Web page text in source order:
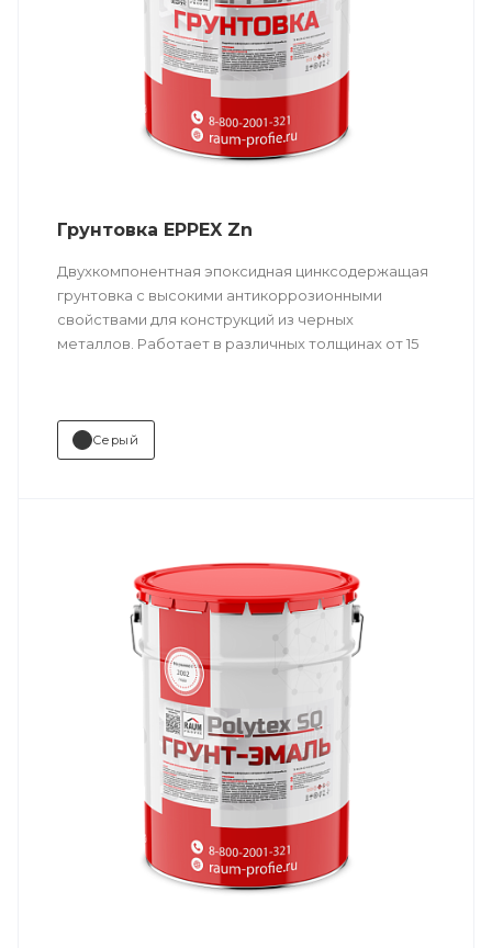
химическая промышленность.
Грунтовка EPPEX Zn
Двухкомпонентная эпоксидная цинксодержащая
грунтовка с высокими антикоррозионными
свойствами для конструкций из черных
металлов. Работает в различных толщинах от 15
Техническое описание
Основные отрасли применения:
нефтегазовый сектор
транспортное строительство
;
емкостное оборудование ;
машиностроение.
Серый